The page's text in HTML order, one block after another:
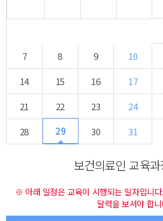
7
8 9 10
14
15 16 17
21
22 23 24
28
29 30 31
보건의료인 교육
※ 아래 일정은 교육이 시행되는 일자입니
달력을 보셔야 합